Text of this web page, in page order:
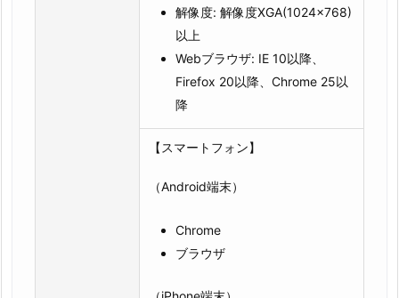
解像度: 解像度XGA(1024×768)
以上
Webブラウザ: IE 10以降、
Firefox 20以降、Chrome 25以
降
【スマートフォン】
（Android端末）
Chrome
ブラウザ